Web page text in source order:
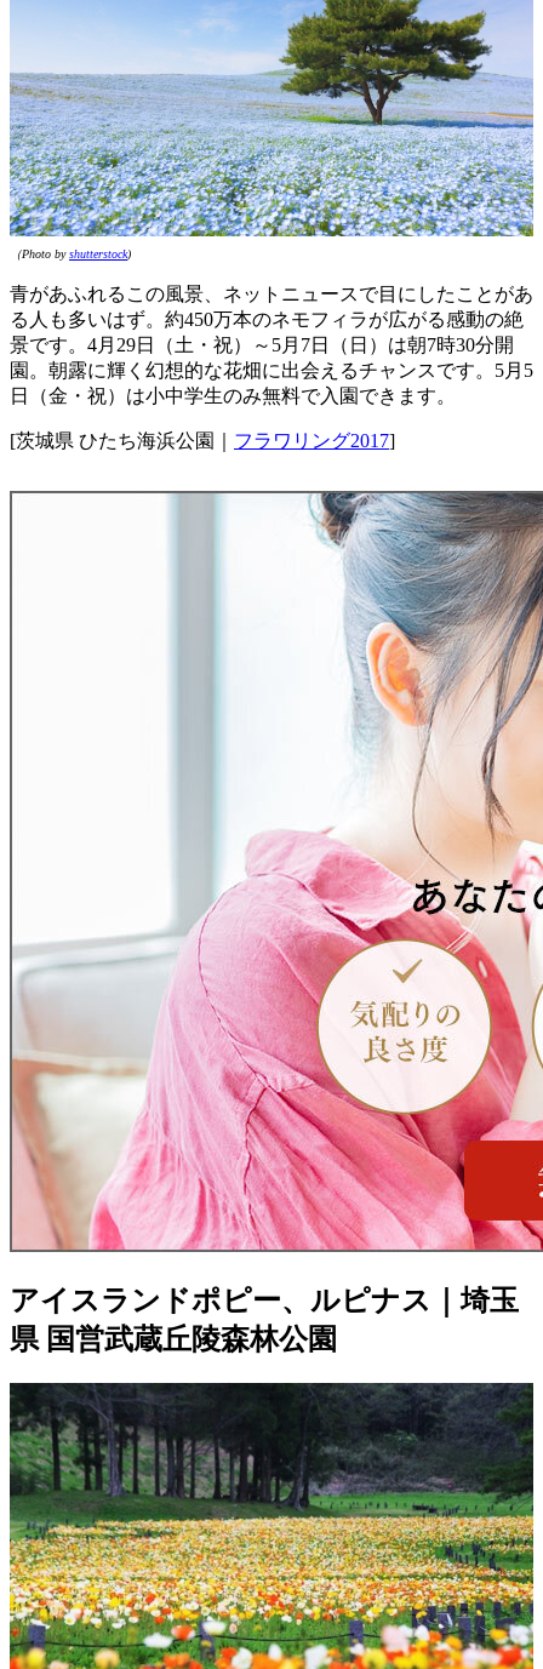
（Photo byshutterstock)
青があふれるこの風景、ネットニュースで目にしたことがあ
る人も多いはず。約450万本のネモフィラが広がる感動の絶
景です。4月29日（土・祝）～5月7日（日）は朝7時30分開
園。朝露に輝く幻想的な花畑に出会えるチャンスです。5月5
日（金・祝）は小中学生のみ無料で入園できます。
[茨城県 ひたち海浜公園｜ フラワリング2017]
アイスランドポピー、ルピナス｜埼玉
県 国営武蔵丘陵森林公園